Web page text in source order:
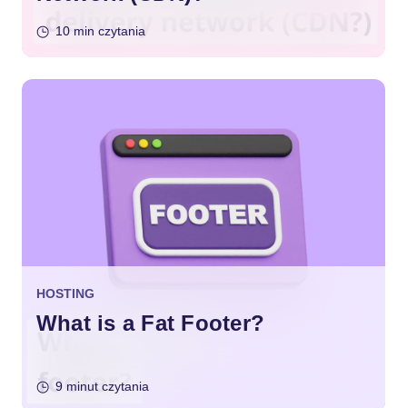
10 min czytania
HOSTING
What is a Fat Footer?
9 minut czytania